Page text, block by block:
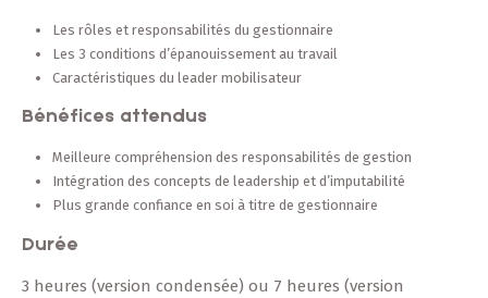
Les rôles et responsabilités du gestionnaire
Les 3 conditions d’épanouissement au travail
Caractéristiques du leader mobilisateur
Bénéfices attendus
Meilleure compréhension des responsabilités de gestion
Intégration des concepts de leadership et d’imputabilité
Plus grande confiance en soi à titre de gestionnaire
Durée
3 heures (version condensée) ou 7 heures (version